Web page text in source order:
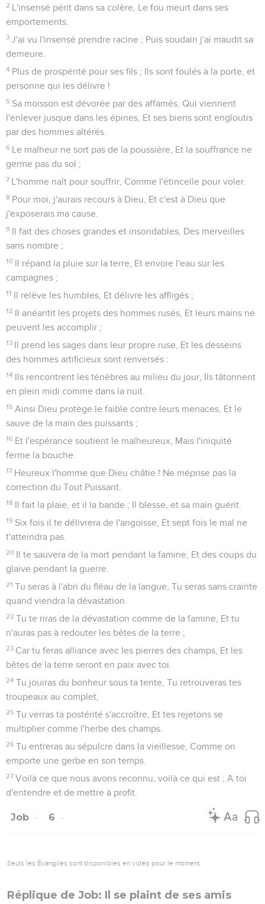
2 L'insensé périt dans sa colère, Le fou meurt dans ses
emportements.
3 J'ai vu l'insensé prendre racine ; Puis soudain j'ai maudit sa
demeure.
4 Plus de prospérité pour ses fils ; Ils sont foulés à la porte, et
personne qui les délivre !
5 Sa moisson est dévorée par des affamés, Qui viennent
l'enlever jusque dans les épines, Et ses biens sont engloutis
par des hommes altérés.
6 Le malheur ne sort pas de la poussière, Et la souffrance ne
germe pas du sol ;
7 L'homme naît pour souffrir, Comme l'étincelle pour voler.
8 Pour moi, j'aurais recours à Dieu, Et c'est à Dieu que
j'exposerais ma cause.
9 Il fait des choses grandes et insondables, Des merveilles
sans nombre ;
10 Il répand la pluie sur la terre, Et envoie l'eau sur les
campagnes ;
11 Il relève les humbles, Et délivre les affligés ;
12 Il anéantit les projets des hommes rusés, Et leurs mains ne
peuvent les accomplir ;
13 Il prend les sages dans leur propre ruse, Et les desseins
des hommes artificieux sont renversés :
14 Ils rencontrent les ténèbres au milieu du jour, Ils tâtonnent
en plein midi comme dans la nuit.
15 Ainsi Dieu protège le faible contre leurs menaces, Et le
sauve de la main des puissants ;
16 Et l'espérance soutient le malheureux, Mais l'iniquité
ferme la bouche.
17 Heureux l'homme que Dieu châtie ! Ne méprise pas la
correction du Tout Puissant.
18 Il fait la plaie, et il la bande ; Il blesse, et sa main guérit.
19 Six fois il te délivrera de l'angoisse, Et sept fois le mal ne
t'atteindra pas.
20 Il te sauvera de la mort pendant la famine, Et des coups du
glaive pendant la guerre.
21 Tu seras à l'abri du fléau de la langue, Tu seras sans crainte
quand viendra la dévastation.
22 Tu te riras de la dévastation comme de la famine, Et tu
n'auras pas à redouter les bêtes de la terre ;
23 Car tu feras alliance avec les pierres des champs, Et les
bêtes de la terre seront en paix avec toi.
24 Tu jouiras du bonheur sous ta tente, Tu retrouveras tes
troupeaux au complet,
25 Tu verras ta postérité s'accroître, Et tes rejetons se
multiplier comme l'herbe des champs.
26 Tu entreras au sépulcre dans la vieillesse, Comme on
emporte une gerbe en son temps.
27 Voilà ce que nous avons reconnu, voilà ce qui est ; A toi
d'entendre et de mettre à profit.
Job 6
Seuls les Évangiles sont disponibles en vidéo pour le moment.
Réplique de Job: Il se plaint de ses amis